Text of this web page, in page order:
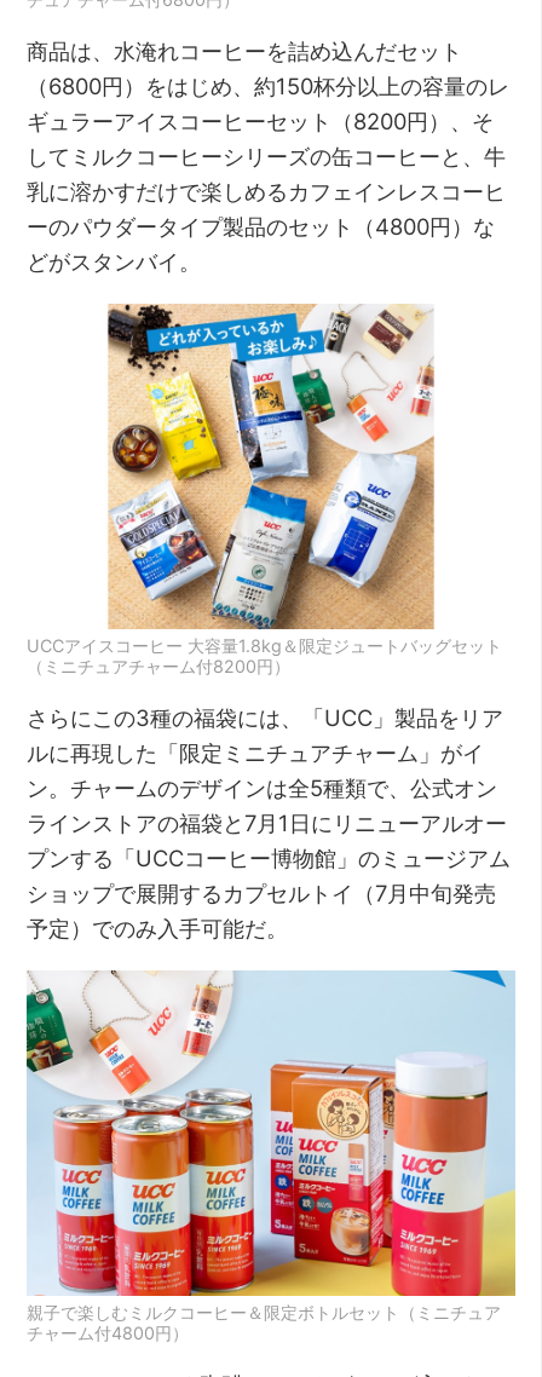
商品は、水淹れコーヒーを詰め込んだセット
（6800円）をはじめ、約150杯分以上の容量のレ
ギュラーアイスコーヒーセット（8200円）、そ
してミルクコーヒーシリーズの缶コーヒーと、牛
乳に溶かすだけで楽しめるカフェインレスコーヒ
ーのパウダータイプ製品のセット（4800円）な
どがスタンバイ。
UCCアイスコーヒー 大容量1.8kg＆限定ジュートバッグセット
（ミニチュアチャーム付8200円）
さらにこの3種の福袋には、「UCC」製品をリア
ルに再現した「限定ミニチュアチャーム」がイ
ン。チャームのデザインは全5種類で、公式オン
ラインストアの福袋と7月1日にリニューアルオー
プンする「UCCコーヒー博物館」のミュージアム
ショップで展開するカプセルトイ（7月中旬発売
予定）でのみ入手可能だ。
親子で楽しむミルクコーヒー＆限定ボトルセット（ミニチュア
チャーム付4800円）